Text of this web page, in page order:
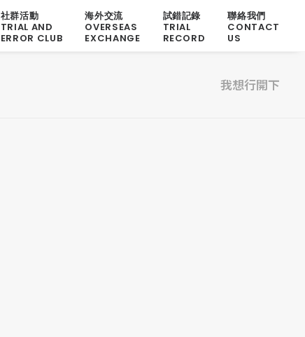
社群活動
TRIAL AND
ERROR CLUB
海外交流
OVERSEAS
EXCHANGE
試錯記錄
TRIAL
RECORD
聯絡我們
CONTACT
US
我想行開下